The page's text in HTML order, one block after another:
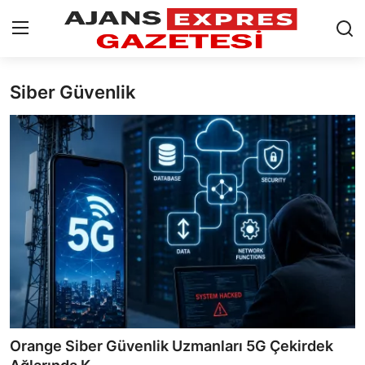
GİRİŞ YAP
AnaSayfa
Eskişehir Siyaset
Siyaset
Türkiye Gündemi
Yerel
Siber Güvenlik
Eğitim
Siber Güvenlik
Orange Siber Güvenlik Uzmanları 5G Çekirdek